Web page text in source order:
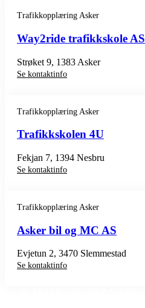
Trafikkopplæring Asker
Way2ride trafikkskole AS
Strøket 9, 1383 Asker
Se kontaktinfo
Trafikkopplæring Asker
Trafikkskolen 4U
Fekjan 7, 1394 Nesbru
Se kontaktinfo
Trafikkopplæring Asker
Asker bil og MC AS
Evjetun 2, 3470 Slemmestad
Se kontaktinfo